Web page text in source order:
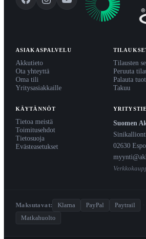
ASIAKASPALVELU
Akkutieto
Ota yhteyttä
Oma tili
Yritysasiakkaille
Tilausten
Peruuta
Palauta
Takuu
KÄYTÄNNÖT
Tietoa meistä
Toimitusehdot
Tietosuoja
Evästeasetukset
Suomen
02630
Maksutavat: Klarna PayPal Paytrail ·
Matkahuolto